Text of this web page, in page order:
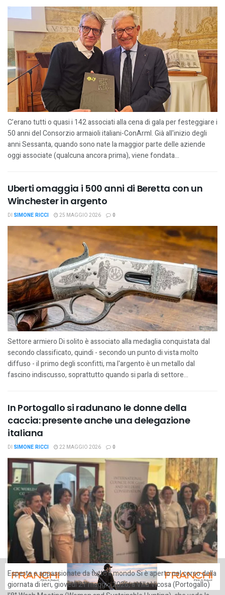
C’erano tutti o quasi i 142 associati alla cena di gala per festeggiare i
50 anni del Consorzio armaioli italiani-ConArmI. Già all'inizio degli
anni Sessanta, quando sono nate la maggior parte delle aziende
oggi associate (qualcuna ancora prima), viene fondata...
Uberti omaggia i 500 anni di Beretta con un
Winchester in argento
DI SIMONE RICCI 25 MAGGIO 2026 0
Settore armiero Di solito è associato alla medaglia conquistata dal
secondo classificato, quindi - secondo un punto di vista molto
diffuso - il primo degli sconfitti, ma l'argento è un metallo dal
fascino indiscusso, soprattutto quando si parla di settore...
In Portogallo si radunano le donne della
caccia: presente anche una delegazione
italiana
DI SIMONE RICCI 22 MAGGIO 2026 0
Esperte e appassionate da tutto il mondo Si è aperto nel corso della
giornata di ieri, giovedì 21 maggio 2026, a Villa Vicosa (Portogallo)